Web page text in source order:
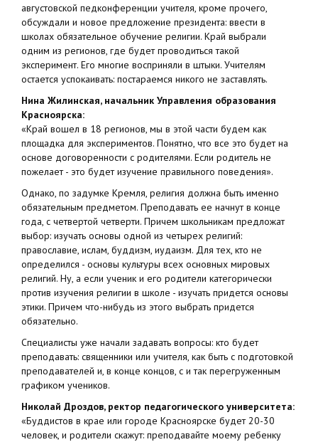
августовской педконференции учителя, кроме прочего,
обсуждали и новое предложение президента: ввести в
школах обязательное обучение религии. Край выбрали
одним из регионов, где будет проводиться такой
эксперимент. Его многие восприняли в штыки. Учителям
остается успокаивать: постараемся никого не заставлять.
Нина Жилинская, начальник Управления образования
Красноярска:
«Край вошел в 18 регионов, мы в этой части будем как
площадка для экспериментов. Понятно, что все это будет на
основе договоренности с родителями. Если родитель не
пожелает - это будет изучение правильного поведения».
Однако, по задумке Кремля, религия должна быть именно
обязательным предметом. Преподавать ее начнут в конце
года, с четвертой четверти. Причем школьникам предложат
выбор: изучать основы одной из четырех религий:
православие, ислам, буддизм, иудаизм. Для тех, кто не
определился - основы культуры всех основных мировых
религий. Ну, а если ученик и его родители категорически
против изучения религии в школе - изучать придется основы
этики. Причем что-нибудь из этого выбрать придется
обязательно.
Специалисты уже начали задавать вопросы: кто будет
преподавать: священники или учителя, как быть с подготовкой
преподавателей и, в конце концов, с и так перегруженным
графиком учеников.
Николай Дроздов, ректор педагогического университета:
«Буддистов в крае или городе Красноярске будет 20-30
человек, и родители скажут: преподавайте моему ребенку